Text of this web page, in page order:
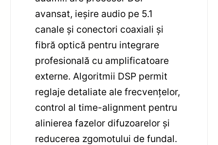
avansat, ieșire audio pe 5.1
canale și conectori coaxiali și
fibră optică pentru integrare
profesională cu amplificatoare
externe. Algoritmii DSP permit
reglaje detaliate ale frecvențelor,
control al time-alignment pentru
alinierea fazelor difuzoarelor și
reducerea zgomotului de fundal.